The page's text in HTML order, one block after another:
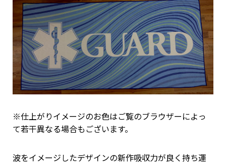
※仕上がりイメージのお色はご覧のブラウザーによっ
て若干異なる場合もございます。
波をイメージしたデザインの新作吸収力が良く持ち運